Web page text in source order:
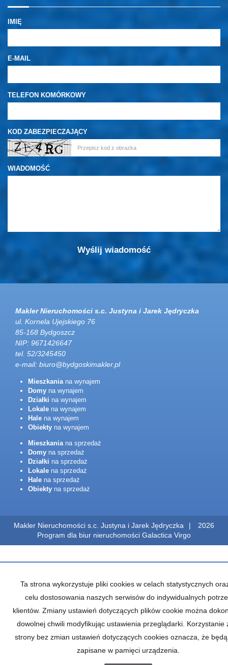
IMIĘ
E-MAIL
TELEFON KOMÓRKOWY
KOD ZABEZPIECZAJĄCY
WIADOMOŚĆ
Makler Nieruchomości s.c. Justyna i Jarek Jędryczka
ul. Kornela Ujejskiego 76
85-168 Bydgoszcz
NIP: 9671426647
tel. 52/3245450
e-mail: biuro@bydgoskimakler.pl
Mieszkania na wynajem
Domy na wynajem
Działki na wynajem
Lokale na wynajem
Hale na wynajem
Obiekty na wynajem
Mieszkania na sprzedaż
Domy na sprzedaż
Działki na sprzedaż
Lokale na sprzedaż
Hale na sprzedaż
Obiekty na sprzedaż
Makler Nieruchomości s.c. Justyna i Jarek Jędryczka
2026
Program dla biur nieruchomości Galactica Virgo
Ta strona wykorzystuje pliki cookies w celach statystycznych
celu dostosowania naszych serwisów do indywidualnych
klientów. Zmiany ustawień dotyczących plików cookie można
dowolnej chwili modyfikując ustawienia przeglądarki. Korzystanie
strony bez zmian ustawień dotyczących cookies oznacza, że
zapisane w pamięci urządzenia.